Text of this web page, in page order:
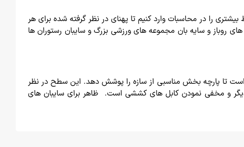
را در محاسبات وارد کنیم تا پهنای در نظر گرفته شده برای هر
روباز و سایه بان مجموعه های ورزشی بزرگ و سایبان رستوران ها
تا پارچه بخش مناسبی از سازه را پوشش دهد. این سطح در نظر
و مخفی نمودن کابل های کششی است. ظاهر برای سایبان های